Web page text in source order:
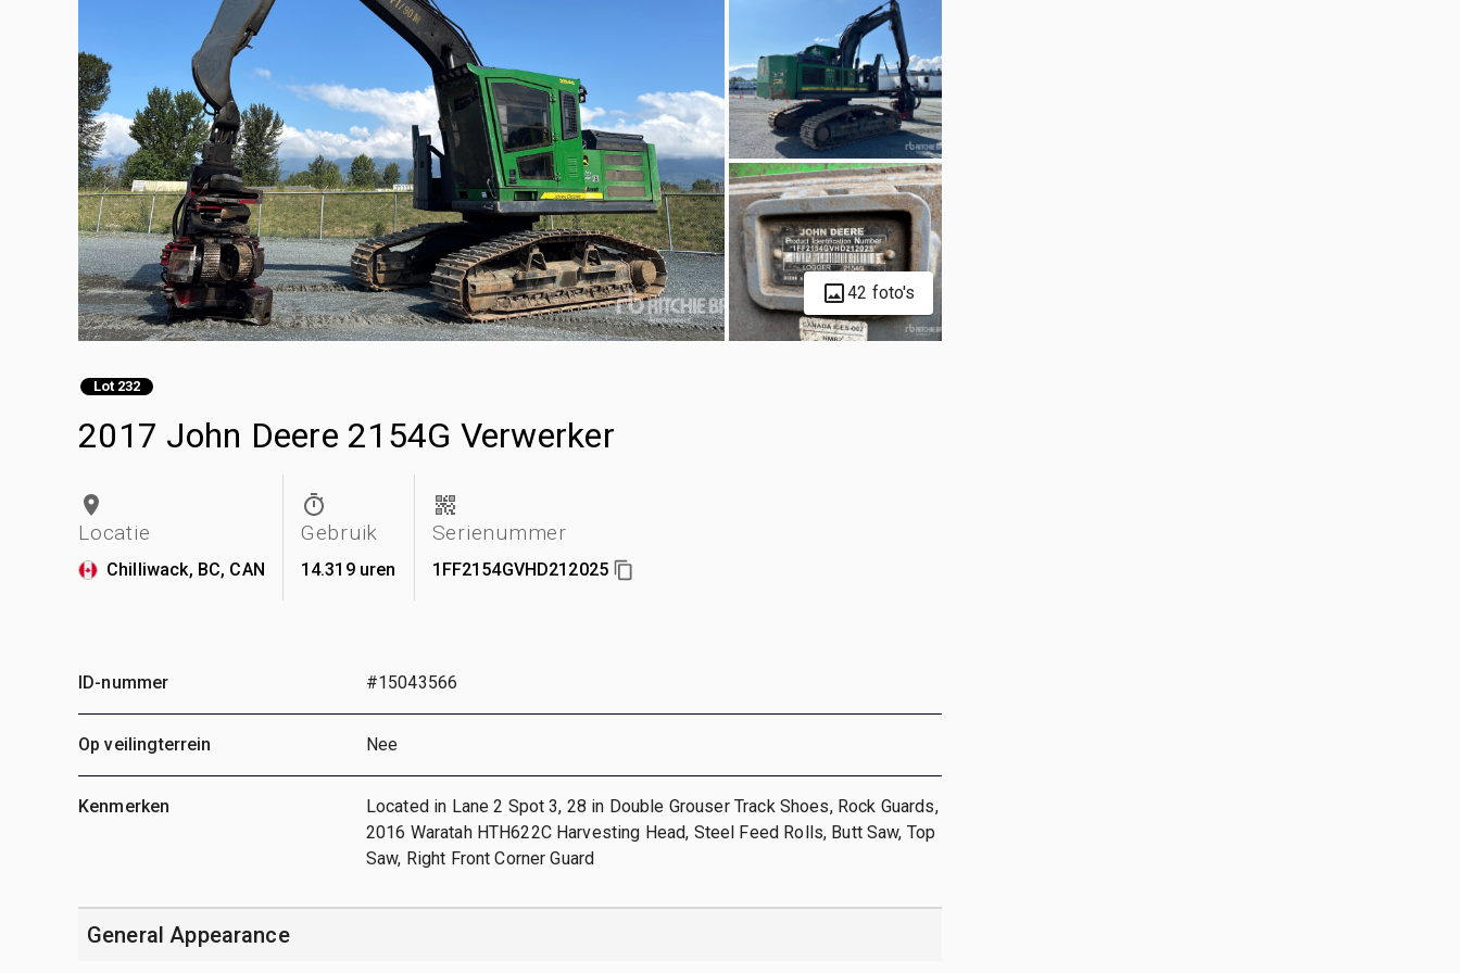
42 foto's
Lot 232
2017 John Deere 2154G Verwerker
Locatie
Chilliwack, BC, CAN
Gebruik
14.319 uren
Serienummer
1FF2154GVHD212025
ID-nummer #15043566
Op veilingterrein Nee
Kenmerken
Located in Lane 2 Spot 3, 28 in Double Grouser Track Shoes, Rock Guards,
2016 Waratah HTH622C Harvesting Head, Steel Feed Rolls, Butt Saw, Top
Saw, Right Front Corner Guard
General Appearance